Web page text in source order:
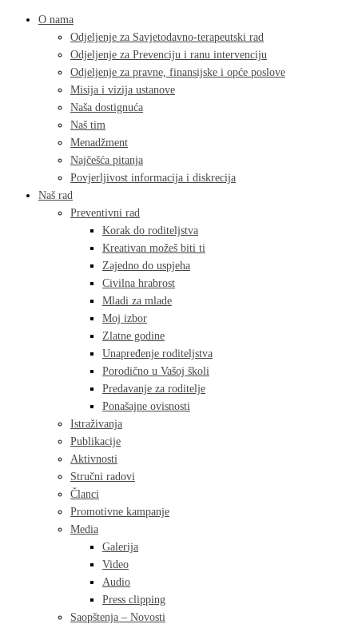
O nama
Odjeljenje za Savjetodavno-terapeutski rad
Odjeljenje za Prevenciju i ranu intervenciju
Odjeljenje za pravne, finansijske i opće poslove
Misija i vizija ustanove
Naša dostignuća
Naš tim
Menadžment
Najčešća pitanja
Povjerljivost informacija i diskrecija
Naš rad
Preventivni rad
Korak do roditeljstva
Kreativan možeš biti ti
Zajedno do uspjeha
Civilna hrabrost
Mladi za mlade
Moj izbor
Zlatne godine
Unapređenje roditeljstva
Porodično u Vašoj školi
Predavanje za roditelje
Ponašajne ovisnosti
Istraživanja
Publikacije
Aktivnosti
Stručni radovi
Članci
Promotivne kampanje
Media
Galerija
Video
Audio
Press clipping
Saopštenja – Novosti